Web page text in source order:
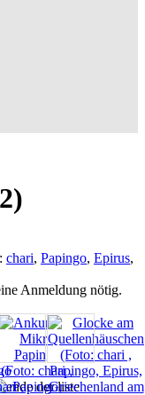
chari, Papingo, Epirus,
Anmeldung nötig.